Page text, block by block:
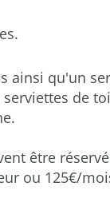
ainsi qu'un
de
être
ou 125€/